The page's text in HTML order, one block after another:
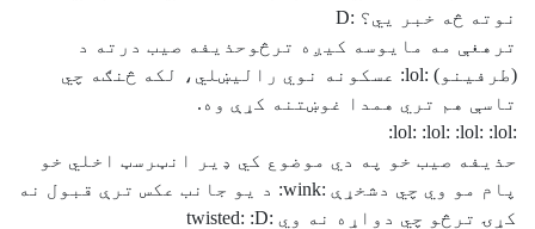
نوته څه خبر يي؟ :D
ترهغې مه مایوسه کیږه ترڅوحذیفه صیب درته د
(طرفینو) :lol: عسکونه نوي رالیښلي، لکه څنګه چي
تاسې هم تري همدا غوښتنه کړې وه.
:lol: :lol: :lol: :lol:
حذیفه صیب خو په دي موضوع کي ډیر انټرسټ اخلي خو
پام مو وي چي دشخړې :wink: د یو جانب عکس ترې قبول نه
کړۍ ترڅو چي دواړه نه وي :twisted: :D